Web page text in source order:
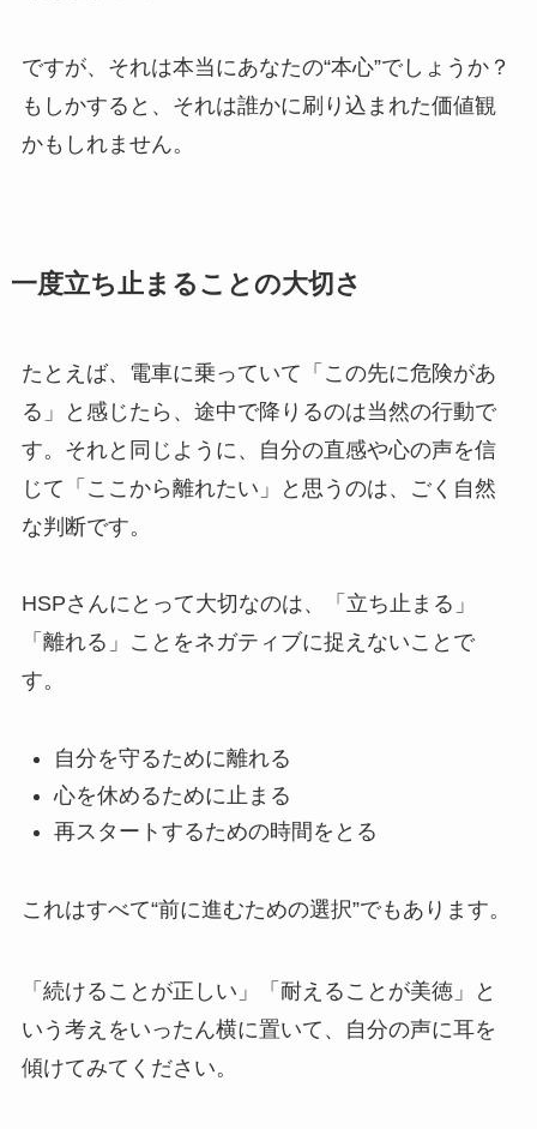
ですが、それは本当にあなたの“本心”でしょうか？
もしかすると、それは誰かに刷り込まれた価値観
かもしれません。
一度立ち止まることの大切さ
たとえば、電車に乗っていて「この先に危険があ
る」と感じたら、途中で降りるのは当然の行動で
す。それと同じように、自分の直感や心の声を信
じて「ここから離れたい」と思うのは、ごく自然
な判断です。
HSPさんにとって大切なのは、「立ち止まる」
「離れる」ことをネガティブに捉えないことで
す。
自分を守るために離れる
心を休めるために止まる
再スタートするための時間をとる
これはすべて“前に進むための選択”でもあります。
「続けることが正しい」「耐えることが美徳」と
いう考えをいったん横に置いて、自分の声に耳を
傾けてみてください。